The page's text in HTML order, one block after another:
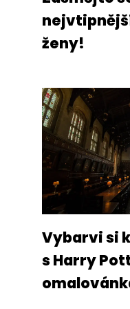
ženy!
Vybarvi si
s Harry